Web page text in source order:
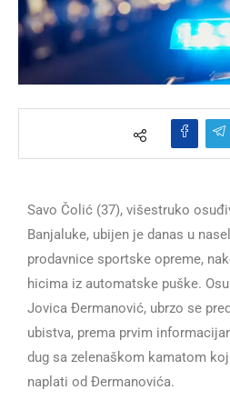
Savo Čolić (37), višestruko
Banjaluke, ubijen je danas u
prodavnice sportske opreme,
hicima iz automatske puške.
Jovica Đermanović, ubrzo se
ubistva, prema prvim
dug sa zelenaškom kamatom
naplati od Đermanovića.